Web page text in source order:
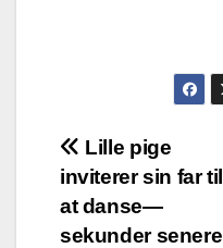
Post
navigation
Lille pige
inviterer sin far til
at danse—
sekunder senere